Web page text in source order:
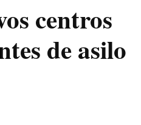
centros
de asilo